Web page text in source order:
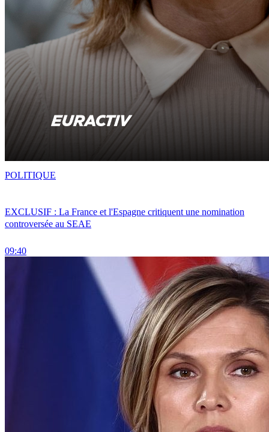
EXCLUSIF : La France et l'Espagne critiquent une nomination
controversée au SEAE
09:40
POLITIQUE